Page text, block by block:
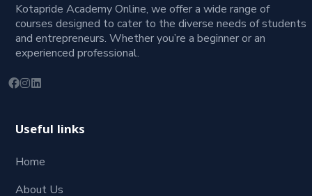
Kotapride Academy Online, we offer a wide range of
courses designed to cater to the diverse needs of students
and entrepreneurs. Whether you’re a beginner or an
experienced professional.
Useful links
Home
About Us